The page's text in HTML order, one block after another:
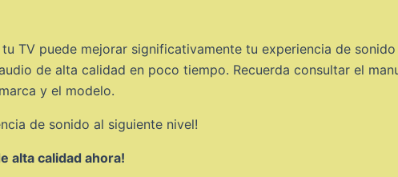
TV puede mejorar significativamente tu experiencia de
de alta calidad en poco tiempo. Recuerda consultar el
y el modelo.
de sonido al siguiente nivel!
alta calidad ahora!